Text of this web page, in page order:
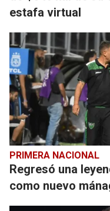
estafa virtual
PRIMERA NACIONAL
Regresó una
como nuevo